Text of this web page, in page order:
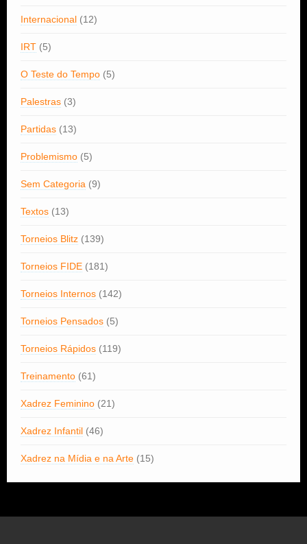
Internacional (12)
IRT (5)
O Teste do Tempo (5)
Palestras (3)
Partidas (13)
Problemismo (5)
Sem Categoria (9)
Textos (13)
Torneios Blitz (139)
Torneios FIDE (181)
Torneios Internos (142)
Torneios Pensados (5)
Torneios Rápidos (119)
Treinamento (61)
Xadrez Feminino (21)
Xadrez Infantil (46)
Xadrez na Mídia e na Arte (15)